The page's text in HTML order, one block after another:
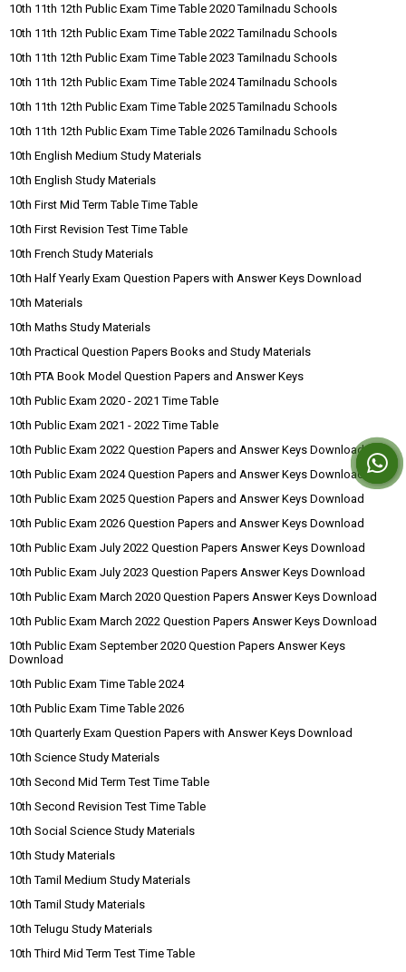
10th 11th 12th Public Exam Time Table 2020 Tamilnadu Schools
10th 11th 12th Public Exam Time Table 2022 Tamilnadu Schools
10th 11th 12th Public Exam Time Table 2023 Tamilnadu Schools
10th 11th 12th Public Exam Time Table 2024 Tamilnadu Schools
10th 11th 12th Public Exam Time Table 2025 Tamilnadu Schools
10th 11th 12th Public Exam Time Table 2026 Tamilnadu Schools
10th English Medium Study Materials
10th English Study Materials
10th First Mid Term Table Time Table
10th First Revision Test Time Table
10th French Study Materials
10th Half Yearly Exam Question Papers with Answer Keys Download
10th Materials
10th Maths Study Materials
10th Practical Question Papers Books and Study Materials
10th PTA Book Model Question Papers and Answer Keys
10th Public Exam 2020 - 2021 Time Table
10th Public Exam 2021 - 2022 Time Table
10th Public Exam 2022 Question Papers and Answer Keys Download
10th Public Exam 2024 Question Papers and Answer Keys Download
10th Public Exam 2025 Question Papers and Answer Keys Download
10th Public Exam 2026 Question Papers and Answer Keys Download
10th Public Exam July 2022 Question Papers Answer Keys Download
10th Public Exam July 2023 Question Papers Answer Keys Download
10th Public Exam March 2020 Question Papers Answer Keys Download
10th Public Exam March 2022 Question Papers Answer Keys Download
10th Public Exam September 2020 Question Papers Answer Keys
Download
10th Public Exam Time Table 2024
10th Public Exam Time Table 2026
10th Quarterly Exam Question Papers with Answer Keys Download
10th Science Study Materials
10th Second Mid Term Test Time Table
10th Second Revision Test Time Table
10th Social Science Study Materials
10th Study Materials
10th Tamil Medium Study Materials
10th Tamil Study Materials
10th Telugu Study Materials
10th Third Mid Term Test Time Table